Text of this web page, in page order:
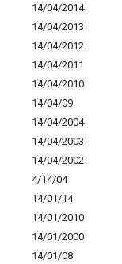
14/04/2014
14/04/2013
14/04/2012
14/04/2011
14/04/2010
14/04/09
14/04/2004
14/04/2003
14/04/2002
4/14/04
14/01/14
14/01/2010
14/01/2000
14/01/08